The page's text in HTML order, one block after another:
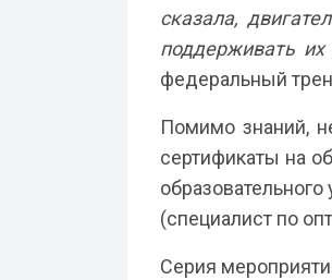
сказала,
поддерживать
федеральный
Помимо знаний,
сертификаты на
(специалист по
Серия